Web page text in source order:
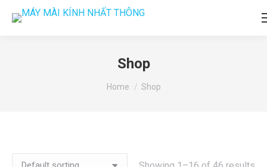
Shop
You are here:
Home Shop